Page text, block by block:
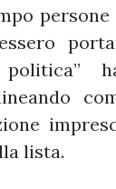
lista.